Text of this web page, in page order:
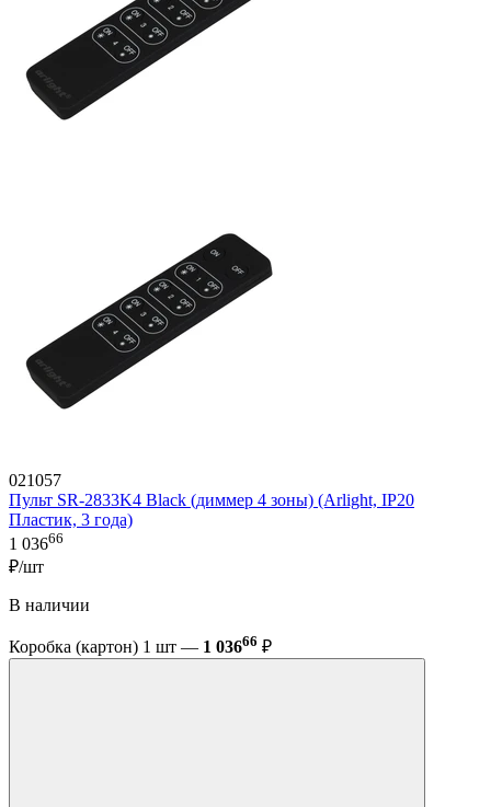
021057
Пульт SR-2833K4 Black (диммер 4 зоны) (Arlight, IP20
Пластик, 3 года)
1 03666
₽/шт
В наличии
Коробка (картон) 1 шт — 1 03666 ₽